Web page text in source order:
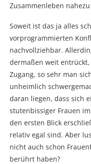
Zusammenleben
Soweit ist das ja alles
vorprogrammierten
nachvollziehbar.
dermaßen weit
Zugang, so sehr man
unheimlich
daran liegen, dass sich
stutenbissiger Frauen
den ersten Blick
relativ egal sind. Aber
nicht auch schon
berührt haben?